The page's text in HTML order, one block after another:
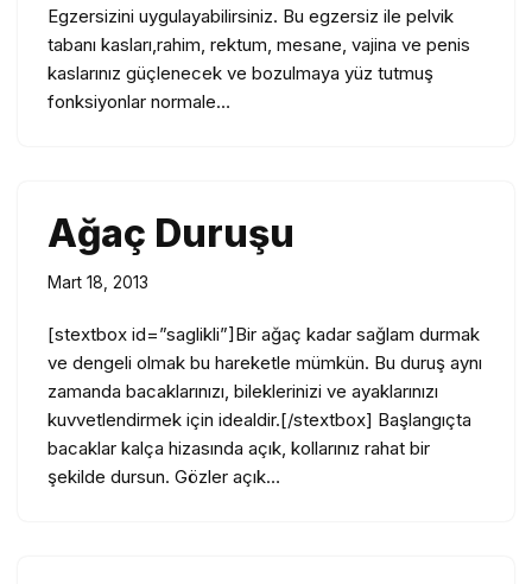
Egzersizini uygulayabilirsiniz. Bu egzersiz ile pelvik
tabanı kasları,rahim, rektum, mesane, vajina ve penis
kaslarınız güçlenecek ve bozulmaya yüz tutmuş
fonksiyonlar normale…
Ağaç Duruşu
Mart 18, 2013
[stextbox id=”saglikli”]Bir ağaç kadar sağlam durmak
ve dengeli olmak bu hareketle mümkün. Bu duruş aynı
zamanda bacaklarınızı, bileklerinizi ve ayaklarınızı
kuvvetlendirmek için idealdir.[/stextbox] Başlangıçta
bacaklar kalça hizasında açık, kollarınız rahat bir
şekilde dursun. Gözler açık…